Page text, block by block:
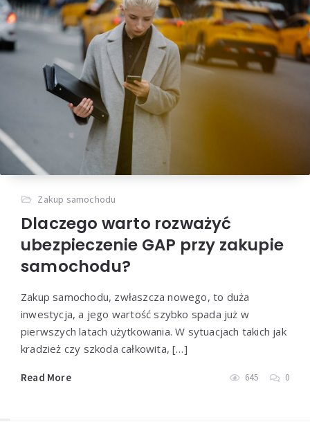
Zakup samochodu
Dlaczego warto rozważyć
ubezpieczenie GAP przy zakupie
samochodu?
Zakup samochodu, zwłaszcza nowego, to duża
inwestycja, a jego wartość szybko spada już w
pierwszych latach użytkowania. W sytuacjach takich jak
kradzież czy szkoda całkowita, […]
Read More 645 0